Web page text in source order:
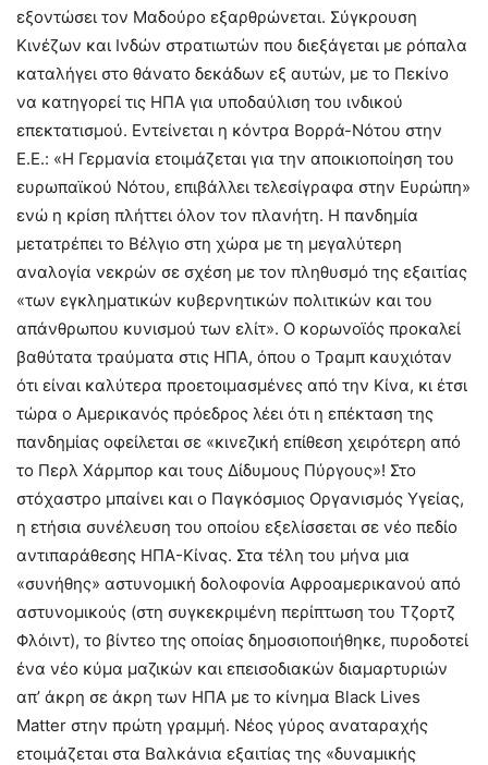
εξοντώσει τον Μαδούρο εξαρθρώνεται. Σύγκρουση
Κινέζων και Ινδών στρατιωτών που διεξάγεται με ρόπαλα
καταλήγει στο θάνατο δεκάδων εξ αυτών, με το Πεκίνο
να κατηγορεί τις ΗΠΑ για υποδαύλιση του ινδικού
επεκτατισμού. Εντείνεται η κόντρα Βορρά-Νότου στην
Ε.Ε.: «Η Γερμανία ετοιμάζεται για την αποικιοποίηση του
ευρωπαϊκού Νότου, επιβάλλει τελεσίγραφα στην Ευρώπη»
ενώ η κρίση πλήττει όλον τον πλανήτη. Η πανδημία
μετατρέπει το Βέλγιο στη χώρα με τη μεγαλύτερη
αναλογία νεκρών σε σχέση με τον πληθυσμό της εξαιτίας
«των εγκληματικών κυβερνητικών πολιτικών και του
απάνθρωπου κυνισμού των ελίτ». Ο κορωνοϊός προκαλεί
βαθύτατα τραύματα στις ΗΠΑ, όπου ο Τραμπ καυχιόταν
ότι είναι καλύτερα προετοιμασμένες από την Κίνα, κι έτσι
τώρα ο Αμερικανός πρόεδρος λέει ότι η επέκταση της
πανδημίας οφείλεται σε «κινεζική επίθεση χειρότερη από
το Περλ Χάρμπορ και τους Δίδυμους Πύργους»! Στο
στόχαστρο μπαίνει και ο Παγκόσμιος Οργανισμός Υγείας,
η ετήσια συνέλευση του οποίου εξελίσσεται σε νέο πεδίο
αντιπαράθεσης ΗΠΑ-Κίνας. Στα τέλη του μήνα μια
«συνήθης» αστυνομική δολοφονία Αφροαμερικανού από
αστυνομικούς (στη συγκεκριμένη περίπτωση του Τζορτζ
Φλόιντ), το βίντεο της οποίας δημοσιοποιήθηκε, πυροδοτεί
ένα νέο κύμα μαζικών και επεισοδιακών διαμαρτυριών
απ’ άκρη σε άκρη των ΗΠΑ με το κίνημα Black Lives
Matter στην πρώτη γραμμή. Νέος γύρος αναταραχής
ετοιμάζεται στα Βαλκάνια εξαιτίας της «δυναμικής